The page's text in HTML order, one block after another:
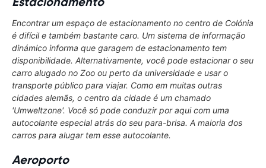
Encontrar um espaço de estacionamento no centro de Colónia
é difícil e também bastante caro. Um sistema de informação
dinámico informa que garagem de estacionamento tem
disponibilidade. Alternativamente, você pode estacionar o seu
carro alugado no Zoo ou perto da universidade e usar o
transporte público para viajar. Como em muitas outras
cidades alemãs, o centro da cidade é um chamado
'Umweltzone'. Você só pode conduzir por aqui com uma
autocolante especial atrás do seu para-brisa. A maioria dos
carros para alugar tem esse autocolante.
Aeroporto